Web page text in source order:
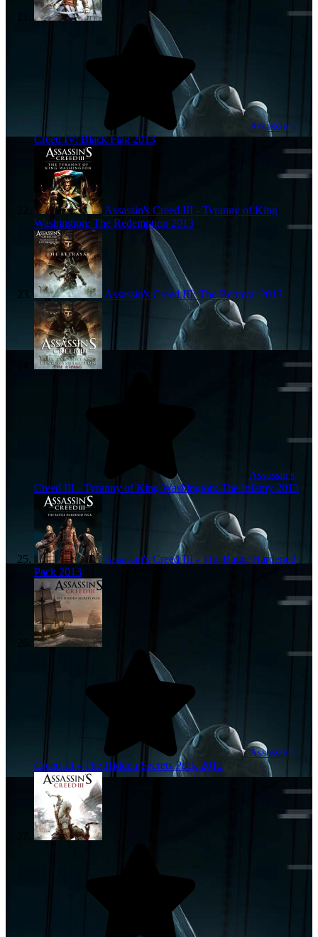
Assassin's
Creed IV: Black Flag2013
Assassin's Creed III - Tyranny of King
Washington: The Redemption 2013
Assassin's Creed III: The Betrayal 2013
Assassin's
Creed III - Tyranny of King Washington: The Infamy 2013
Assassin's Creed III - The Battle Hardened
Pack 2013
Assassin's
Creed III - The Hidden Secrets Pack 2012